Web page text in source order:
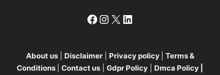
Follow
Follow
X LinkedIn
About us| Disclaimer| Privacy policy
Terms &
Conditions
Contact us Gdpr Policy Dmca Policy